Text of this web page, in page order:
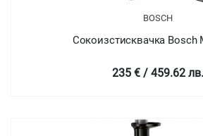
BOSCH
Сокоизстисквачка Bosch
235 € / 459.62 лв.